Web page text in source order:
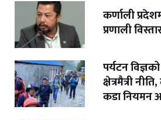
कर्णाली
प्रणाली
पर्यटन
क्षेत्रमैत्री
कडा नियमन